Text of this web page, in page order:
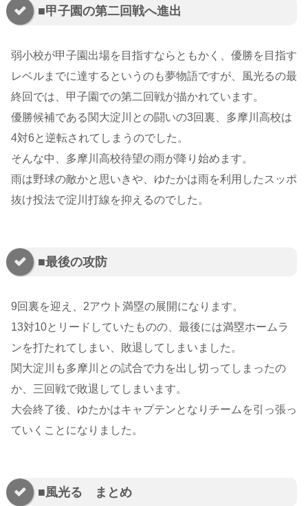
■甲子園の第二回戦へ進出
弱小校が甲子園出場を目指すならともかく、優勝を目指す
レベルまでに達するというのも夢物語ですが、風光るの最
終回では、甲子園での第二回戦が描かれています。
優勝候補である関大淀川との闘いの3回裏、多摩川高校は
4対6と逆転されてしまうのでした。
そんな中、多摩川高校待望の雨が降り始めます。
雨は野球の敵かと思いきや、ゆたかは雨を利用したスッポ
抜け投法で淀川打線を抑えるのでした。
■最後の攻防
9回裏を迎え、2アウト満塁の展開になります。
13対10とリードしていたものの、最後には満塁ホームラ
ンを打たれてしまい、敗退してしまいました。
関大淀川も多摩川との試合で力を出し切ってしまったの
か、三回戦で敗退してしまいます。
大会終了後、ゆたかはキャプテンとなりチームを引っ張っ
ていくことになりました。
■風光る まとめ